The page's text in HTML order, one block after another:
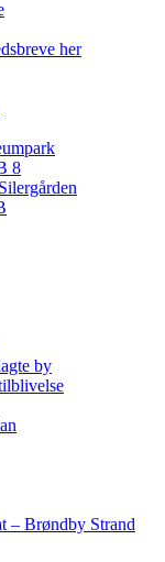
her
8
by
– Brøndby Strand